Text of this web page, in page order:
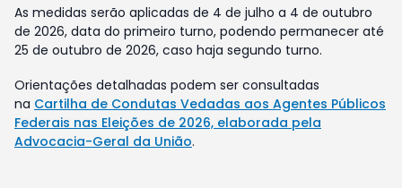
As medidas serão aplicadas de 4 de julho a 4 de outubro
de 2026, data do primeiro turno, podendo permanecer até
25 de outubro de 2026, caso haja segundo turno.
Orientações detalhadas podem ser consultadas
na Cartilha de Condutas Vedadas aos Agentes Públicos
Federais nas Eleições de 2026, elaborada pela
Advocacia-Geral da União.